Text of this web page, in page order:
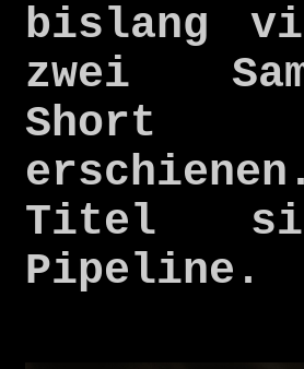
bislang
zwei
Titel
Pipeline.